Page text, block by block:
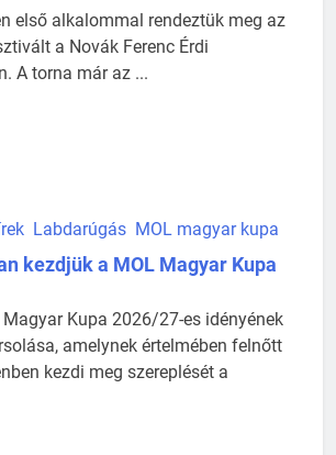
első alkalommal rendeztük meg az
a Novák Ferenc Érdi
A torna már az ...
Labdarúgás MOL magyar kupa
kezdjük a MOL Magyar Kupa
Kupa 2026/27-es idényének
amelynek értelmében felnőtt
kezdi meg szereplését a